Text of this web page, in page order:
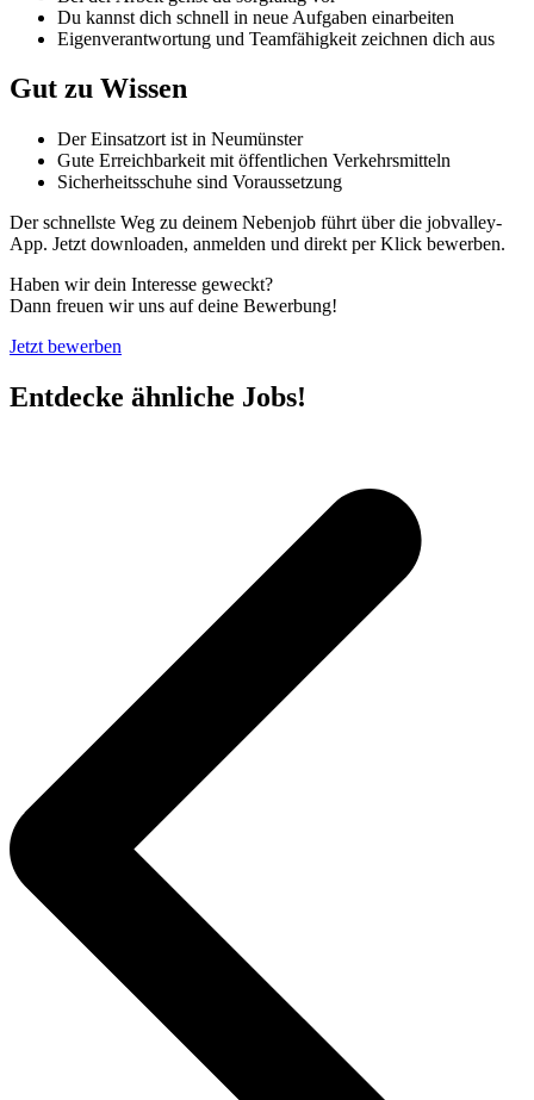
Du kannst dich schnell in neue Aufgaben einarbeiten
Eigenverantwortung und Teamfähigkeit zeichnen dich aus
Gut zu Wissen
Der Einsatzort ist in Neumünster
Gute Erreichbarkeit mit öffentlichen Verkehrsmitteln
Sicherheitsschuhe sind Voraussetzung
Der schnellste Weg zu deinem Nebenjob führt über die jobvalley-
App. Jetzt downloaden, anmelden und direkt per Klick bewerben.
Haben wir dein Interesse geweckt?
Dann freuen wir uns auf deine Bewerbung!
Jetzt bewerben
Entdecke ähnliche Jobs!